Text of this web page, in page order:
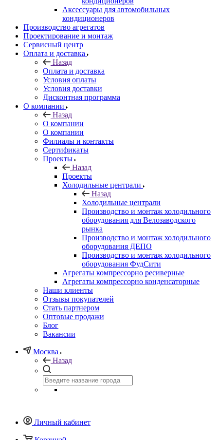
Аксессуары для автомобильных
кондиционеров
Производство агрегатов
Проектирование и монтаж
Сервисный центр
Оплата и доставка
Назад
Оплата и доставка
Условия оплаты
Условия доставки
Дисконтная программа
О компании
Назад
О компании
О компании
Филиалы и контакты
Сертификаты
Проекты
Назад
Проекты
Холодильные централи
Назад
Холодильные централи
Производство и монтаж холодильного
оборудования для Велозаводского
рынка
Производство и монтаж холодильного
оборудования ДЕПО
Производство и монтаж холодильного
оборудования ФудСити
Агрегаты компрессорно ресиверные
Агрегаты компрессорно конденсаторные
Наши клиенты
Отзывы покупателей
Стать партнером
Оптовые продажи
Блог
Вакансии
Москва
Назад
Личный кабинет